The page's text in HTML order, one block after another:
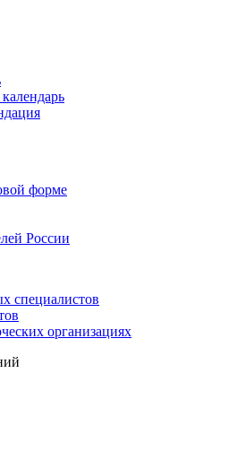
форме
России
специалистов
организациях